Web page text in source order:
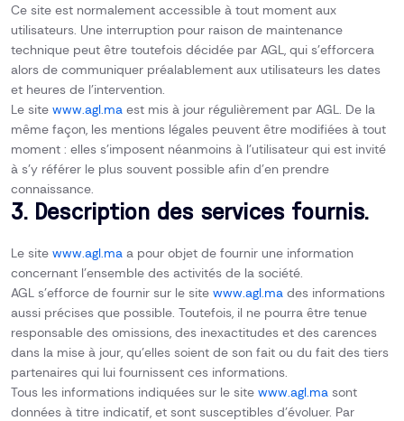
Ce site est normalement accessible à tout moment aux
utilisateurs. Une interruption pour raison de maintenance
technique peut être toutefois décidée par AGL, qui s’efforcera
alors de communiquer préalablement aux utilisateurs les dates
et heures de l’intervention.
Le site www.agl.ma est mis à jour régulièrement par AGL. De la
même façon, les mentions légales peuvent être modifiées à tout
moment : elles s’imposent néanmoins à l’utilisateur qui est invité
à s’y référer le plus souvent possible afin d’en prendre
connaissance.
3. Description des services fournis.
Le site www.agl.ma a pour objet de fournir une information
concernant l’ensemble des activités de la société.
AGL s’efforce de fournir sur le site www.agl.ma des informations
aussi précises que possible. Toutefois, il ne pourra être tenue
responsable des omissions, des inexactitudes et des carences
dans la mise à jour, qu’elles soient de son fait ou du fait des tiers
partenaires qui lui fournissent ces informations.
Tous les informations indiquées sur le site www.agl.ma sont
données à titre indicatif, et sont susceptibles d’évoluer. Par